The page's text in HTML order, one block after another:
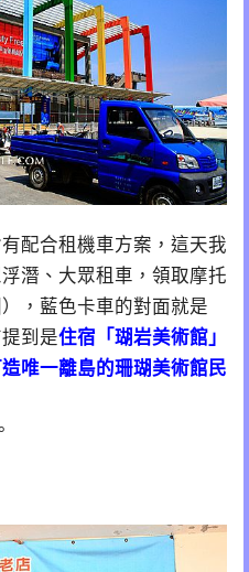
配合租機車方案，這天我
潛、大眾租車，領取摩托
，藍色卡車的對面就是
到是住宿「瑚岩美術館」
唯一離島的珊瑚美術館民